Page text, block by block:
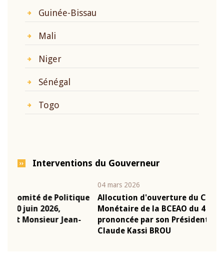
Guinée-Bissau
Mali
Niger
Sénégal
Togo
Interventions du Gouverneur
Allocution d'ouverture du Comité de Politique
Monétaire de la BCEAO du 4 mars 2026,
prononcée par son Président Monsieur Jean-